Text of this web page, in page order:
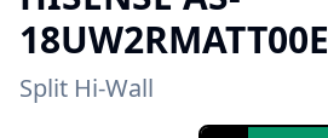
18UW2RMATT00E
Split Hi-Wall